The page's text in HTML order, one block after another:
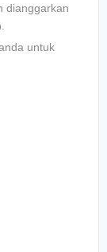
dianggarkan
untuk